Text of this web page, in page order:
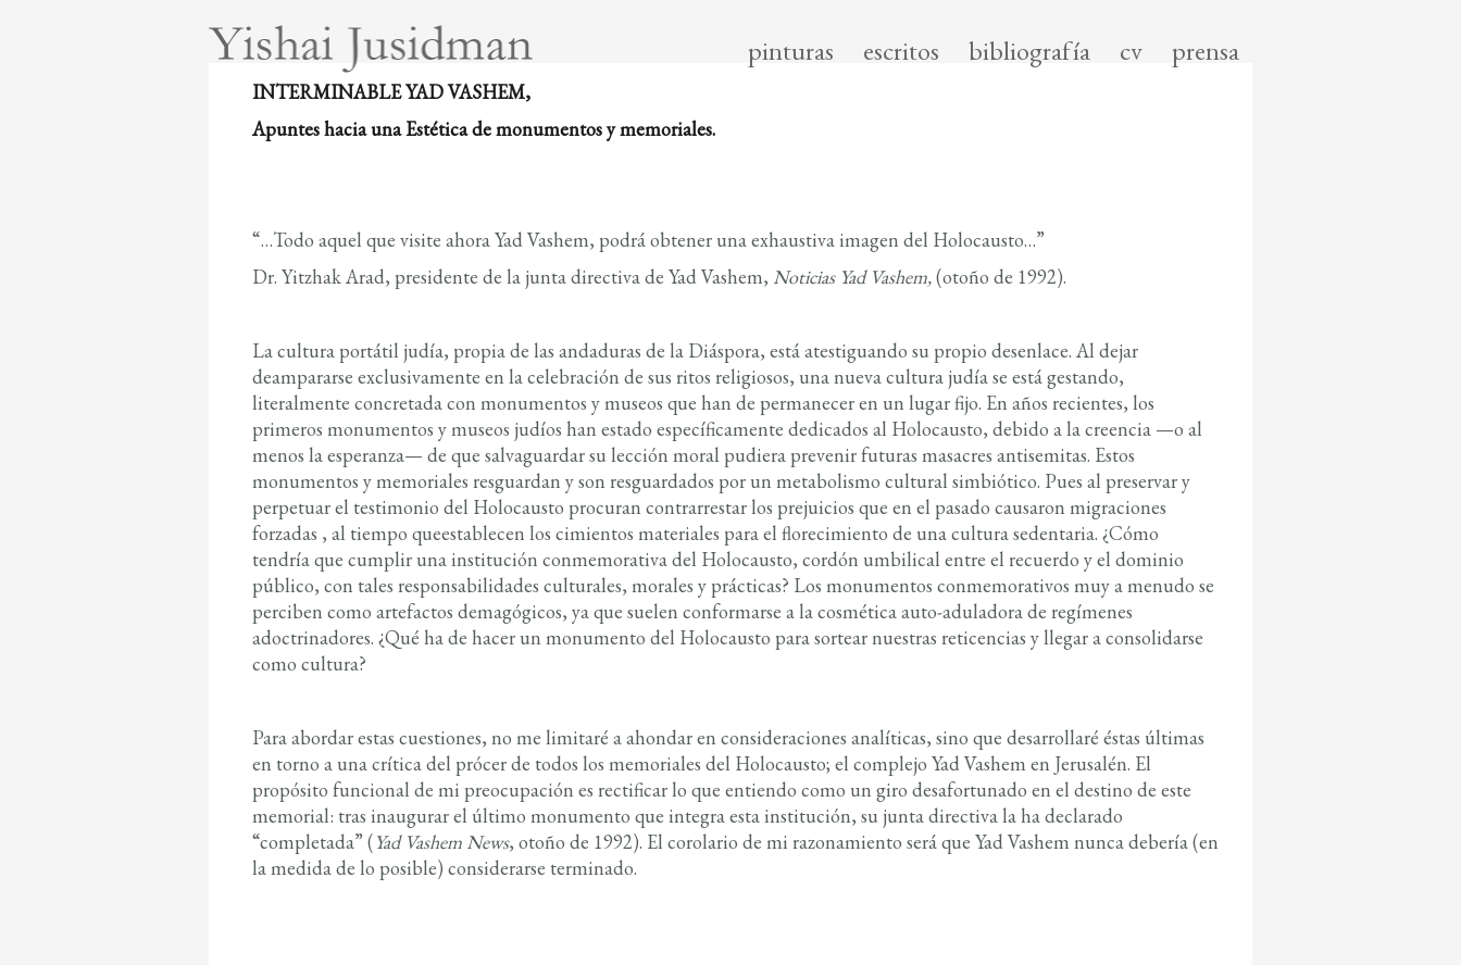
pinturas escritos bibliografía cv prensa
INTERMINABLE YAD VASHEM,
Apuntes hacia una Estética de monumentos y memoriales.
“…Todo aquel que visite ahora Yad Vashem, podrá obtener una exhaustiva imagen del Holocausto…”
Dr. Yitzhak Arad, presidente de la junta directiva de Yad Vashem, Noticias Yad Vashem,(otoño de 1992).
La cultura portátil judía, propia de las andaduras de la Diáspora, está atestiguando su propio desenlace. Al dejar
deampararse exclusivamente en la celebración de sus ritos religiosos, una nueva cultura judía se está gestando,
literalmente concretada con monumentos y museos que han de permanecer en un lugar fijo. En años recientes, los
primeros monumentos y museos judíos han estado específicamente dedicados al Holocausto, debido a la creencia —o al
menos la esperanza— de que salvaguardar su lección moral pudiera prevenir futuras masacres antisemitas. Estos
monumentos y memoriales resguardan y son resguardados por un metabolismo cultural simbiótico. Pues al preservar y
perpetuar el testimonio del Holocausto procuran contrarrestar los prejuicios que en el pasado causaron migraciones
forzadas , al tiempo queestablecen los cimientos materiales para el florecimiento de una cultura sedentaria. ¿Cómo
tendría que cumplir una institución conmemorativa del Holocausto, cordón umbilical entre el recuerdo y el dominio
público, con tales responsabilidades culturales, morales y prácticas? Los monumentos conmemorativos muy a menudo se
perciben como artefactos demagógicos, ya que suelen conformarse a la cosmética auto-aduladora de regímenes
adoctrinadores. ¿Qué ha de hacer un monumento del Holocausto para sortear nuestras reticencias y llegar a consolidarse
como cultura?
Para abordar estas cuestiones, no me limitaré a ahondar en consideraciones analíticas, sino que desarrollaré éstas últimas
en torno a una crítica del prócer de todos los memoriales del Holocausto; el complejo Yad Vashem en Jerusalén. El
propósito funcional de mi preocupación es rectificar lo que entiendo como un giro desafortunado en el destino de este
memorial: tras inaugurar el último monumento que integra esta institución, su junta directiva la ha declarado
“completada” (Yad Vashem News, otoño de 1992). El corolario de mi razonamiento será que Yad Vashem nunca debería (en
la medida de lo posible) considerarse terminado.